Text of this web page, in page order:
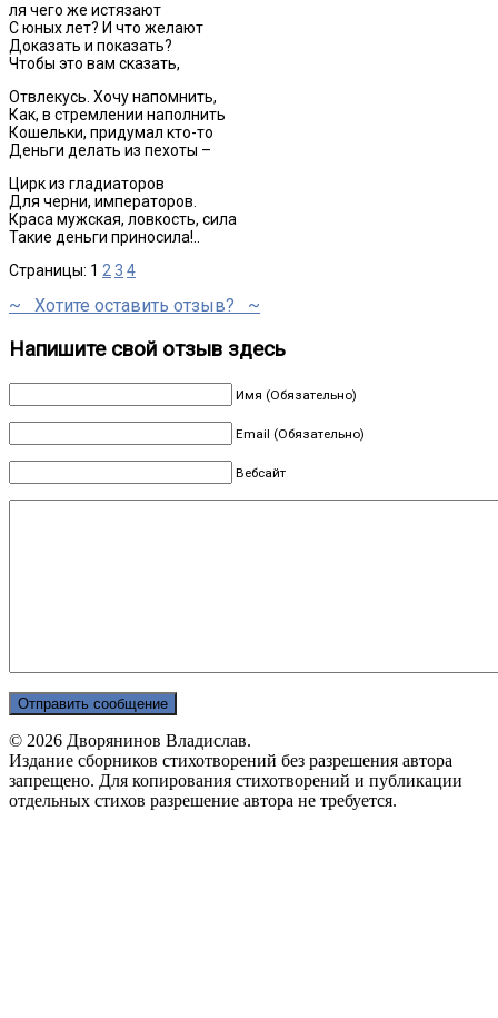
ля чего же истязают
С юных лет? И что желают
Доказать и показать?
Чтобы это вам сказать,
Отвлекусь. Хочу напомнить,
Как, в стремлении наполнить
Кошельки, придумал кто-то
Деньги делать из пехоты –
Цирк из гладиаторов
Для черни, императоров.
Краса мужская, ловкость, сила
Такие деньги приносила!..
Страницы: 1 23 4
~ Хотите оставить отзыв? ~
Напишите свой отзыв здесь
Имя (Обязательно)
Email (Обязательно)
Вебсайт
© 2026 Дворянинов Владислав.
Издание сборников стихотворений без разрешения автора
запрещено. Для копирования стихотворений и публикации
отдельных стихов разрешение автора не требуется.